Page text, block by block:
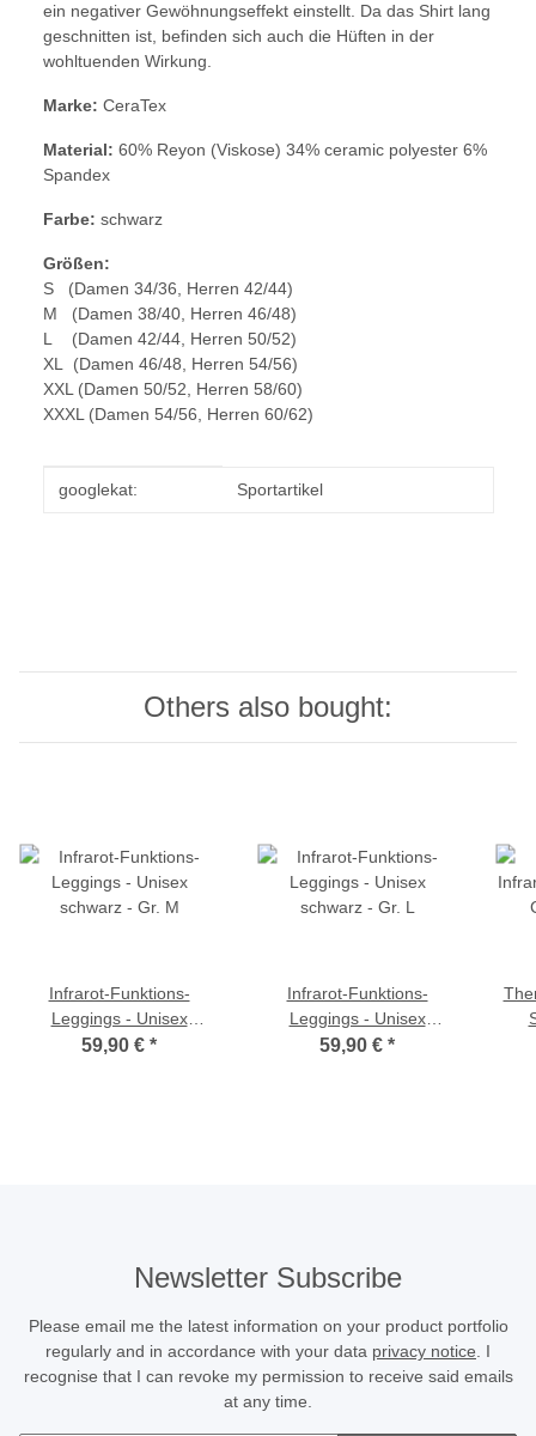
ein negativer Gewöhnungseffekt einstellt. Da das Shirt lang
geschnitten ist, befinden sich auch die Hüften in der
wohltuenden Wirkung.
Marke: CeraTex
Material: 60% Reyon (Viskose) 34% ceramic polyester 6%
Spandex
Farbe: schwarz
Größen:
S (Damen 34/36, Herren 42/44)
M (Damen 38/40, Herren 46/48)
L (Damen 42/44, Herren 50/52)
XL (Damen 46/48, Herren 54/56)
XXL (Damen 50/52, Herren 58/60)
XXXL (Damen 54/56, Herren 60/62)
Item information
Value
googlekat: Sportartikel
Others also bought:
Infrarot-Funktions-
Leggings - Unisex
schwarz - Gr. M
59,90 € *
Infrarot-Funktions-
Leggings - Unisex
schwarz - Gr. L
59,90 € *
Newsletter Subscribe
Please email me the latest information on your product portfolio
regularly and in accordance with your data privacy notice . I
recognise that I can revoke my permission to receive said emails
at any time.